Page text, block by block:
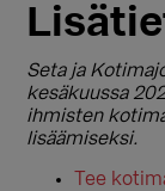
Seta ja
kesäkuussa
ihmisten
lisäämiseksi.
Tee